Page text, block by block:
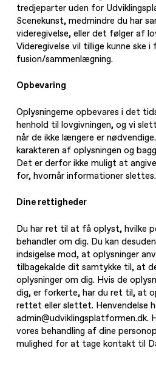
Calendar
Studios
tredjeparter uden for
Scenekunst, medmindre du har
videregivelse, eller det følger af
Videregivelse vil tillige kunne ske
fusion/sammenlægning.
Opbevaring
Oplysningerne opbevares i det
henhold til lovgivningen, og vi
når de ikke længere er
karakteren af oplysningen og
Det er derfor ikke muligt at
for, hvornår informationer slettes.
Dine rettigheder
Du har ret til at få oplyst, hvilke
behandler om dig. Du kan
indsigelse mod, at oplysninger
tilbagekalde dit samtykke til, at
oplysninger om dig. Hvis de
dig, er forkerte, har du ret til, at
rettet eller slettet. Henvendelse
admin@udviklingsplatformen.dk.
vores behandling af dine
mulighed for at tage kontakt til